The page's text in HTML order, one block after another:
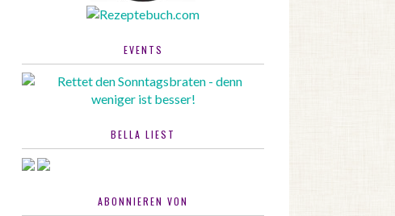
EVENTS
BELLA LIEST
ABONNIEREN VON